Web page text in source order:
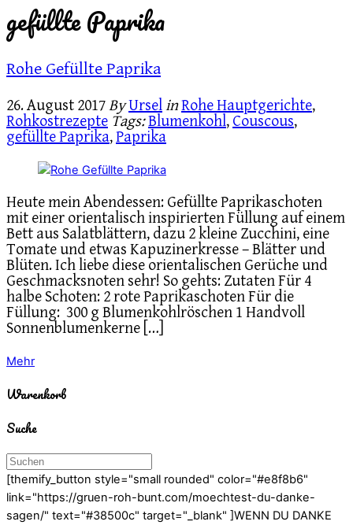
gefüllte Paprika
Rohe Gefüllte Paprika
26. August 2017ByUrselinRohe Hauptgerichte,
Rohkostrezepte Tags:Blumenkohl, Couscous,
gefüllte Paprika,Paprika
Heute mein Abendessen: Gefüllte Paprikaschoten
mit einer orientalisch inspirierten Füllung auf einem
Bett aus Salatblättern, dazu 2 kleine Zucchini, eine
Tomate und etwas Kapuzinerkresse – Blätter und
Blüten. Ich liebe diese orientalischen Gerüche und
Geschmacksnoten sehr! So gehts: Zutaten Für 4
halbe Schoten: 2 rote Paprikaschoten Für die
Füllung: 300 g Blumenkohlröschen 1 Handvoll
Sonnenblumenkerne […]
Mehr
Warenkorb
Suche
[themify_button style="small rounded" color="#e8f8b6"
link="https://gruen-roh-bunt.com/moechtest-du-danke-
sagen/" text="#38500c" target="_blank" ]WENN DU DANKE